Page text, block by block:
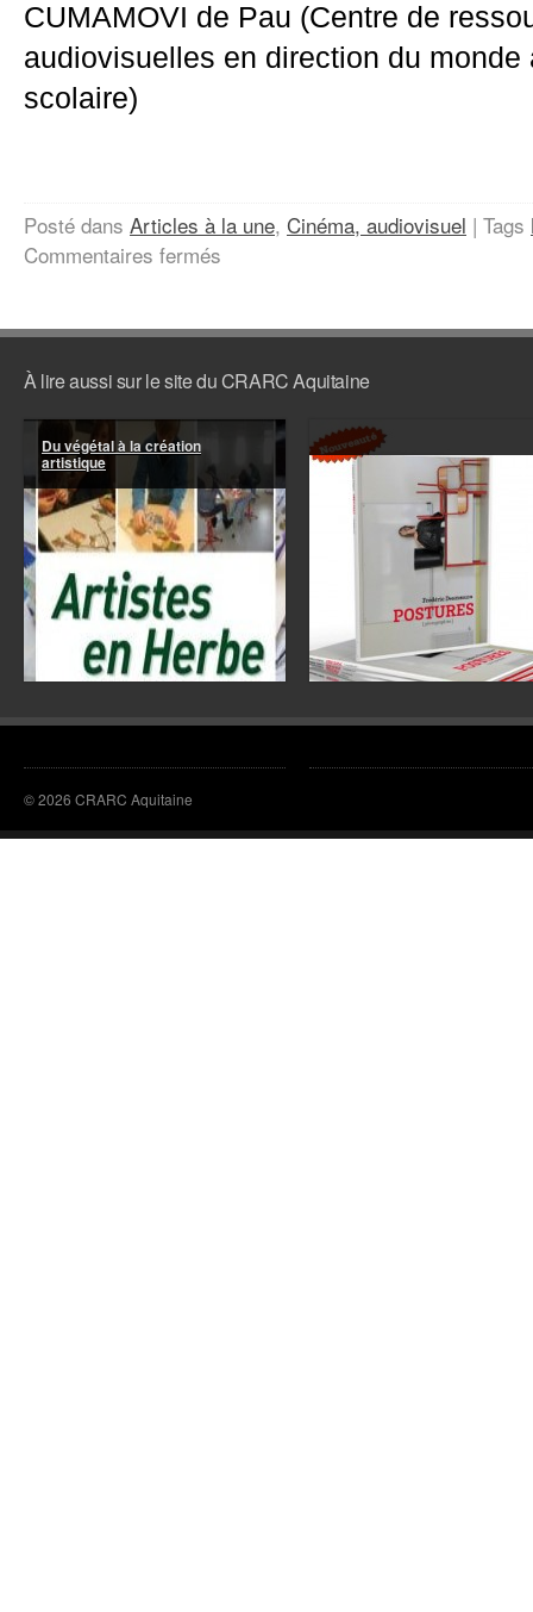
CUMAMOVI de Pau (Centre de
audiovisuelles en direction du monde
scolaire)
Posté dans Articles à la une, Cinéma, audiovisuel | Tags
Commentaires fermés
de
la
LE
À lire aussi sur le site du CRARC Aquitaine
Du végétal à la création
artistique
© 2026 CRARC Aquitaine